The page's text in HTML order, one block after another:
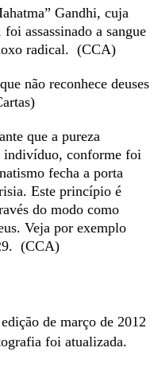
Gandhi, cuja
assassinado a sangue
radical. (CCA)
não reconhece deuses
que a pureza
indivíduo, conforme foi
fecha a porta
Este princípio é
do modo como
Veja por exemplo
(CCA)
de março de 2012
foi atualizada.